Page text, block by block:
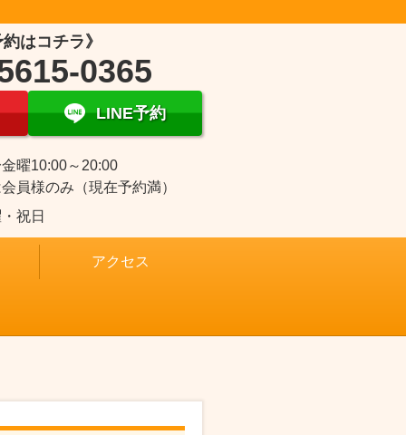
はコチラ》
0365
LINE予約
曜10:00～20:00
員様のみ（現在予約満）
祝日
アクセス